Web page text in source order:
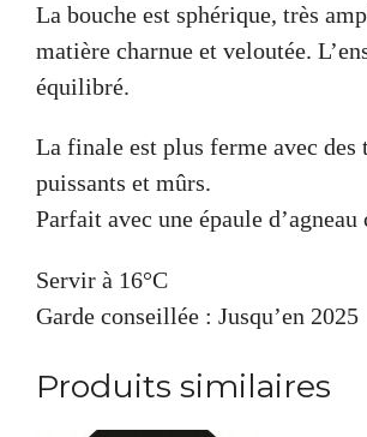
La bouche est sphérique, très
matière charnue et veloutée.
équilibré.
La finale est plus ferme avec des
puissants et mûrs.
Parfait avec une épaule
Servir à 16°C
Garde conseillée : Jusqu’en 2025
Produits similaires